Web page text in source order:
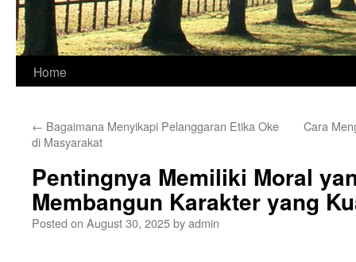
Home
← Bagaimana Menyikapi Pelanggaran Etika Oke
di Masyarakat
Cara
Pentingnya Memiliki Moral
Membangun Karakter yang
Posted on August 30, 2025byadmin